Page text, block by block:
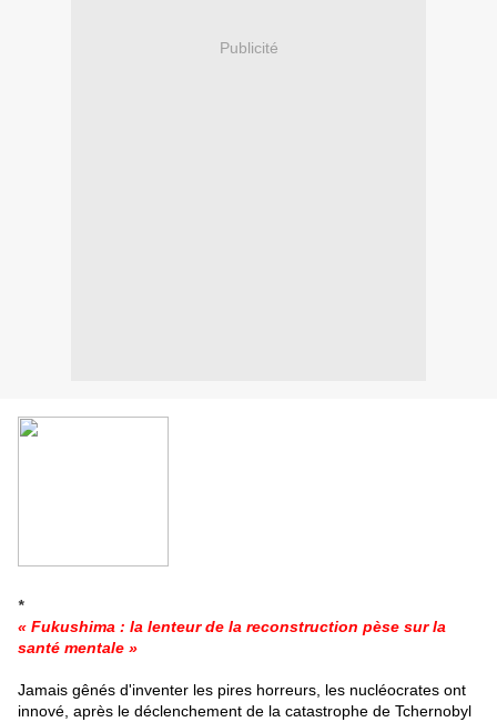
Publicité
*
« Fukushima : la lenteur de la reconstruction pèse sur la
santé mentale »
Jamais gênés d'inventer les pires horreurs, les nucléocrates ont
innové, après le déclenchement de la catastrophe de Tchernobyl